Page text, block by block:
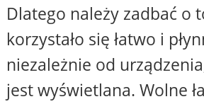
Dlatego należy zadbać o
korzystało się łatwo i
niezależnie od
jest wyświetlana. Wolne